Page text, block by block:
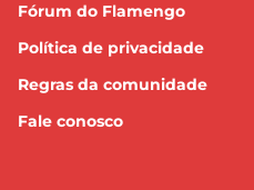
Fórum do Flamengo
Política de privacidade
Regras da comunidade
Fale conosco